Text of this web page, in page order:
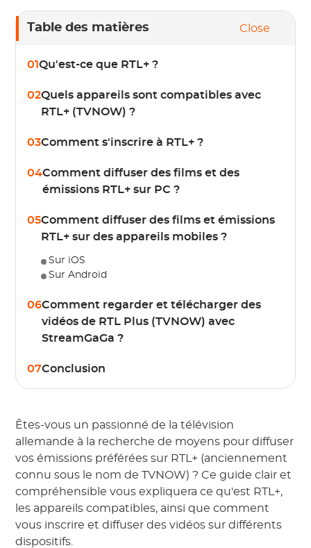
Table des matières Close
01Qu'est-ce que RTL+ ?
02Quels appareils sont compatibles avec
RTL+ (TVNOW) ?
03Comment s'inscrire à RTL+ ?
04Comment diffuser des films et des
émissions RTL+ sur PC ?
05Comment diffuser des films et émissions
RTL+ sur des appareils mobiles ?
Sur iOS
Sur Android
06Comment regarder et télécharger des
vidéos de RTL Plus (TVNOW) avec
StreamGaGa ?
07Conclusion
Êtes-vous un passionné de la télévision
allemande à la recherche de moyens pour diffuser
vos émissions préférées sur RTL+ (anciennement
connu sous le nom de TVNOW) ? Ce guide clair et
compréhensible vous expliquera ce qu'est RTL+,
les appareils compatibles, ainsi que comment
vous inscrire et diffuser des vidéos sur différents
dispositifs.